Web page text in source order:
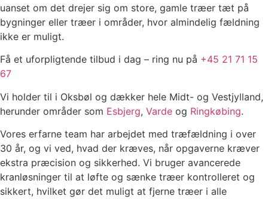
uanset om det drejer sig om store, gamle træer tæt på
bygninger eller træer i områder, hvor almindelig fældning
ikke er muligt.
Få et uforpligtende tilbud i dag – ring nu på +45 21 71 15
67
Vi holder til i Oksbøl og dækker hele Midt- og Vestjylland,
herunder områder som Esbjerg, Varde og Ringkøbing.
Vores erfarne team har arbejdet med træfældning i over
30 år, og vi ved, hvad der kræves, når opgaverne kræver
ekstra præcision og sikkerhed. Vi bruger avancerede
kranløsninger til at løfte og sænke træer kontrolleret og
sikkert, hvilket gør det muligt at fjerne træer i alle